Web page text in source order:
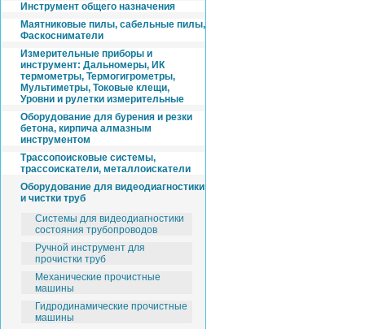
Инструмент общего назначения
Маятниковые пилы, сабельные пилы,
Фаскосниматели
Измерительные приборы и
инструмент: Дальномеры, ИК
термометры, Термогигрометры,
Мультиметры, Токовые клещи,
Уровни и рулетки измерительные
Оборудование для бурения и резки
бетона, кирпича алмазным
инструментом
Трассопоисковые системы,
трассоискатели, металлоискатели
Оборудование для видеодиагностики
и чистки труб
Системы для видеодиагностики
состояния трубопроводов
Ручной инструмент для
прочистки труб
Механические прочистные
машины
Гидродинамические прочистные
машины